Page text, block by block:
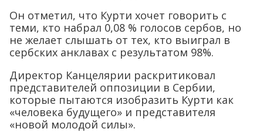
Он отметил, что Курти хочет говорить с
теми, кто набрал 0,08 % голосов сербов, но
не желает слышать от тех, кто выиграл в
сербских анклавах с результатом 98%.
Директор Канцелярии раскритиковал
представителей оппозиции в Сербии,
которые пытаются изобразить Курти как
«человека будущего» и представителя
«новой молодой силы».